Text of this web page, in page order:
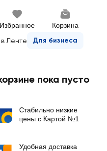
Избранное Корзина
Ленте Для бизнеса
пока пусто
Стабильно низкие
цены с Картой №1
Удобная доставка